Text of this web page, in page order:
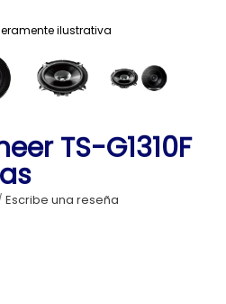
ilustrativa
TS-G1310F
Escribe una reseña